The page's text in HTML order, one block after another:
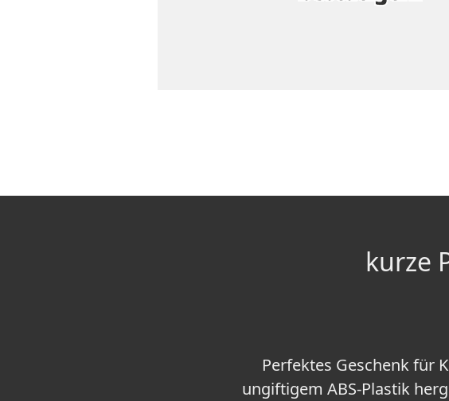
kurze
Perfektes Geschenk für
ungiftigem ABS-Plastik